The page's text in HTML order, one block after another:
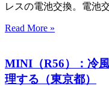
レスの電池交換。電池
Read More »
MINI（R56）：冷
理する（東京都）